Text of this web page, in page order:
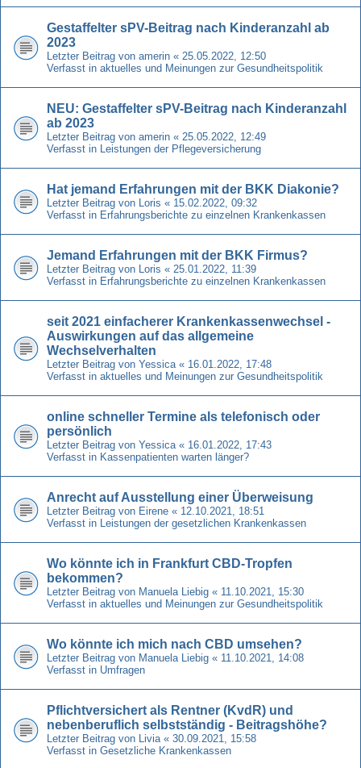
Gestaffelter sPV-Beitrag nach Kinderanzahl ab
2023
Letzter Beitrag von amerin « 25.05.2022, 12:50
Verfasst in aktuelles und Meinungen zur Gesundheitspolitik
NEU: Gestaffelter sPV-Beitrag nach Kinderanzahl
ab 2023
Letzter Beitrag von amerin « 25.05.2022, 12:49
Verfasst in Leistungen der Pflegeversicherung
Hat jemand Erfahrungen mit der BKK Diakonie?
Letzter Beitrag von Loris « 15.02.2022, 09:32
Verfasst in Erfahrungsberichte zu einzelnen Krankenkassen
Jemand Erfahrungen mit der BKK Firmus?
Letzter Beitrag von Loris « 25.01.2022, 11:39
Verfasst in Erfahrungsberichte zu einzelnen Krankenkassen
seit 2021 einfacherer Krankenkassenwechsel -
Auswirkungen auf das allgemeine
Wechselverhalten
Letzter Beitrag von Yessica « 16.01.2022, 17:48
Verfasst in aktuelles und Meinungen zur Gesundheitspolitik
online schneller Termine als telefonisch oder
persönlich
Letzter Beitrag von Yessica « 16.01.2022, 17:43
Verfasst in Kassenpatienten warten länger?
Anrecht auf Ausstellung einer Überweisung
Letzter Beitrag von Eirene « 12.10.2021, 18:51
Verfasst in Leistungen der gesetzlichen Krankenkassen
Wo könnte ich in Frankfurt CBD-Tropfen
bekommen?
Letzter Beitrag von Manuela Liebig « 11.10.2021, 15:30
Verfasst in aktuelles und Meinungen zur Gesundheitspolitik
Wo könnte ich mich nach CBD umsehen?
Letzter Beitrag von Manuela Liebig « 11.10.2021, 14:08
Verfasst in Umfragen
Pflichtversichert als Rentner (KvdR) und
nebenberuflich selbstständig - Beitragshöhe?
Letzter Beitrag von Livia « 30.09.2021, 15:58
Verfasst in Gesetzliche Krankenkassen